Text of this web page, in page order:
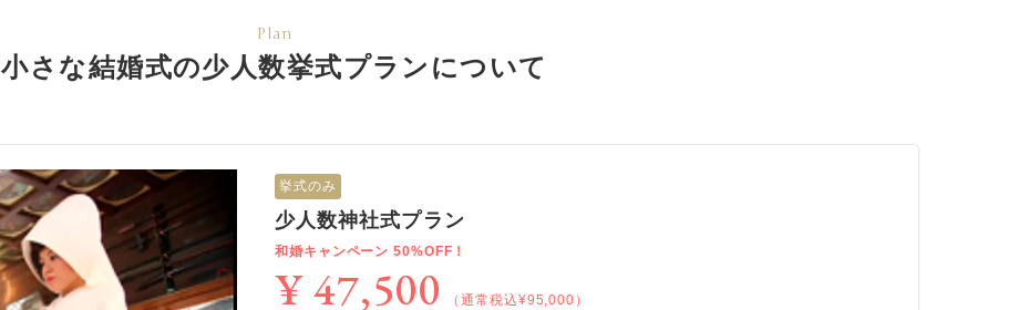
Plan
小さな結婚式の少人数挙式プランについて
挙式のみ
少人数神社式プラン
和婚キャンペーン 50%OFF！
¥ 47,500 （通常税込¥95,000）